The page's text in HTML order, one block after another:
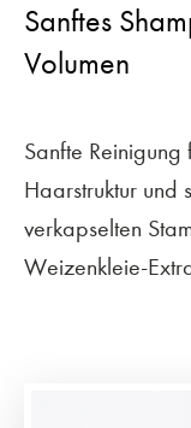
Sanftes
Volumen
Sanfte
Haarstruktur und
verkapselten
Weizenkleie-